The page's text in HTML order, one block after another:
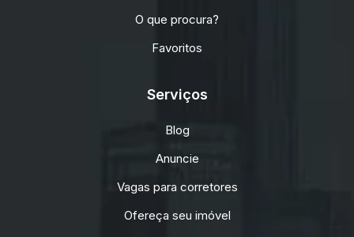
O que procura?
Favoritos
Serviços
Blog
Anuncie
Vagas para corretores
Ofereça seu imóvel